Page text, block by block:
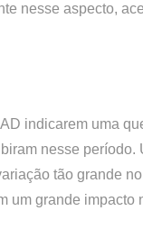
nesse aspecto,
indicarem uma
nesse
tão grande
um grande